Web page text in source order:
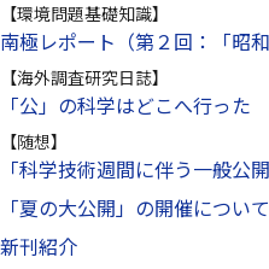
【環境問題基礎知識】
南極レポート（第２回：「昭
【海外調査研究日誌】
「公」の科学はどこへ行った
【随想】
「科学技術週間に伴う一般公
「夏の大公開」の開催について
新刊紹介